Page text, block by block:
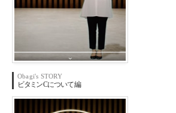
Obagi's STORY
ビタミ ンCについて編